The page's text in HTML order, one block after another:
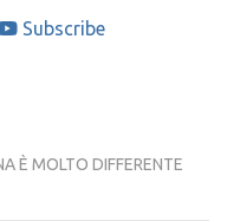
Subscribe
È MOLTO DIFFERENTE